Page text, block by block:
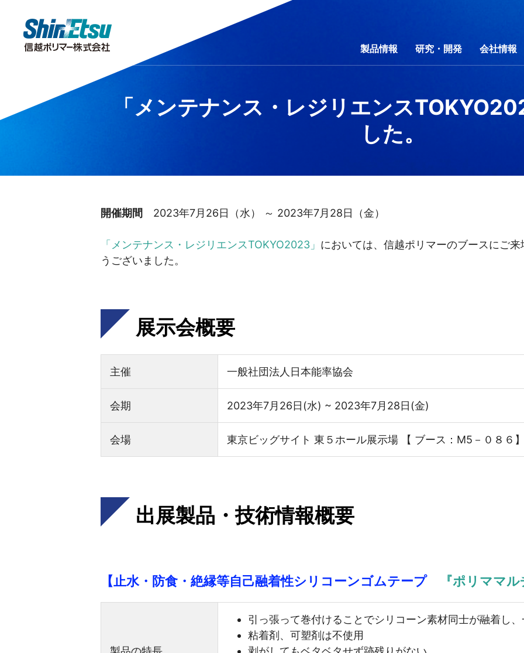
「メンテナンス・レジリエンス
した。
開催期間 2023年7月26日（水） ～ 2023年7月28日（金）
「メンテナンス・レジリエンスTOKYO2023」 においては、信越ポリマーのブースにご
うございました。
展示会概要
主催 一般社団法人日本能率協会
会期 2023年7月26日(水) ~ 2023年7月28日(金)
会場 東京ビッグサイト 東５ホール展示場 【 ブース：M5－０８６
出展製品・技術情報概要
【止水・防食・絶縁等自己融着性シリコーンゴムテープ 『ポリママ
引っ張って巻付けることでシリコーン素材同士が融着し
粘着剤、可塑剤は不使用
製品情報
素材別 製品一覧
製品情報
研究・開発
公的研究費の運営・管理責任体制
研究・開発
会社情報
事業所一覧
会社情報
サステナビリティ
環境 社会
株主・投資家情報
コーポレートガバナンス